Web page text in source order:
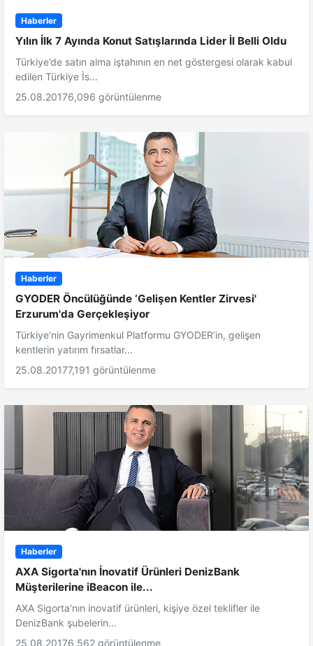
Haberler
Yılın İlk 7 Ayında Konut Satışlarında Lider İl Belli Oldu
Türkiye’de satın alma iştahının en net göstergesi olarak kabul
edilen Türkiye İs...
25.08.20176,096 görüntülenme
Haberler
GYODER Öncülüğünde ‘Gelişen Kentler Zirvesi'
Erzurum'da Gerçekleşiyor
Türkiye’nin Gayrimenkul Platformu GYODER’in, gelişen
kentlerin yatırım fırsatlar...
25.08.20177,191 görüntülenme
Haberler
AXA Sigorta'nın İnovatif Ürünleri DenizBank
Müşterilerine iBeacon ile...
AXA Sigorta’nın inovatif ürünleri, kişiye özel teklifler ile
DenizBank şubelerin...
25.08.20176,562 görüntülenme